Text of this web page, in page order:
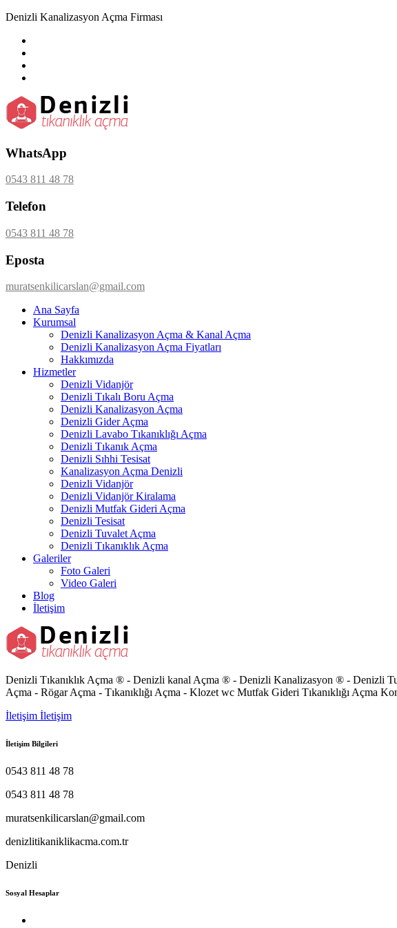
Denizli Kanalizasyon Açma Firması
WhatsApp
0543 811 48 78
Telefon
0543 811 48 78
Eposta
muratsenkilicarslan@gmail.com
Ana Sayfa
Kurumsal
Denizli Kanalizasyon Açma & Kanal Açma
Denizli Kanalizasyon Açma Fiyatları
Hakkımızda
Hizmetler
Denizli Vidanjör
Denizli Tıkalı Boru Açma
Denizli Kanalizasyon Açma
Denizli Gider Açma
Denizli Lavabo Tıkanıklığı Açma
Denizli Tıkanık Açma
Denizli Sıhhi Tesisat
Kanalizasyon Açma Denizli
Denizli Vidanjör
Denizli Vidanjör Kiralama
Denizli Mutfak Gideri Açma
Denizli Tesisat
Denizli Tuvalet Açma
Denizli Tıkanıklık Açma
Galeriler
Foto Galeri
Video Galeri
Blog
İletişim
Denizli Tıkanıklık Açma ® - Denizli kanal Açma ® - Denizli Kanalizasyon ® - Denizli
Açma - Rögar Açma - Tıkanıklığı Açma - Klozet wc Mutfak Gideri Tıkanıklığı Açma
İletişim İletişim
İletişim Bilgileri
0543 811 48 78
0543 811 48 78
muratsenkilicarslan@gmail.com
denizlitikaniklikacma.com.tr
Denizli
Sosyal Hesaplar